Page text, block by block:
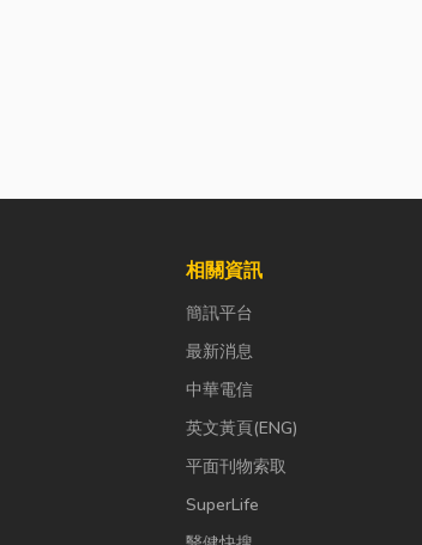
相關資訊
簡訊平台
最新消息
中華電信
英文黃頁(ENG)
平面刊物索取
SuperLife